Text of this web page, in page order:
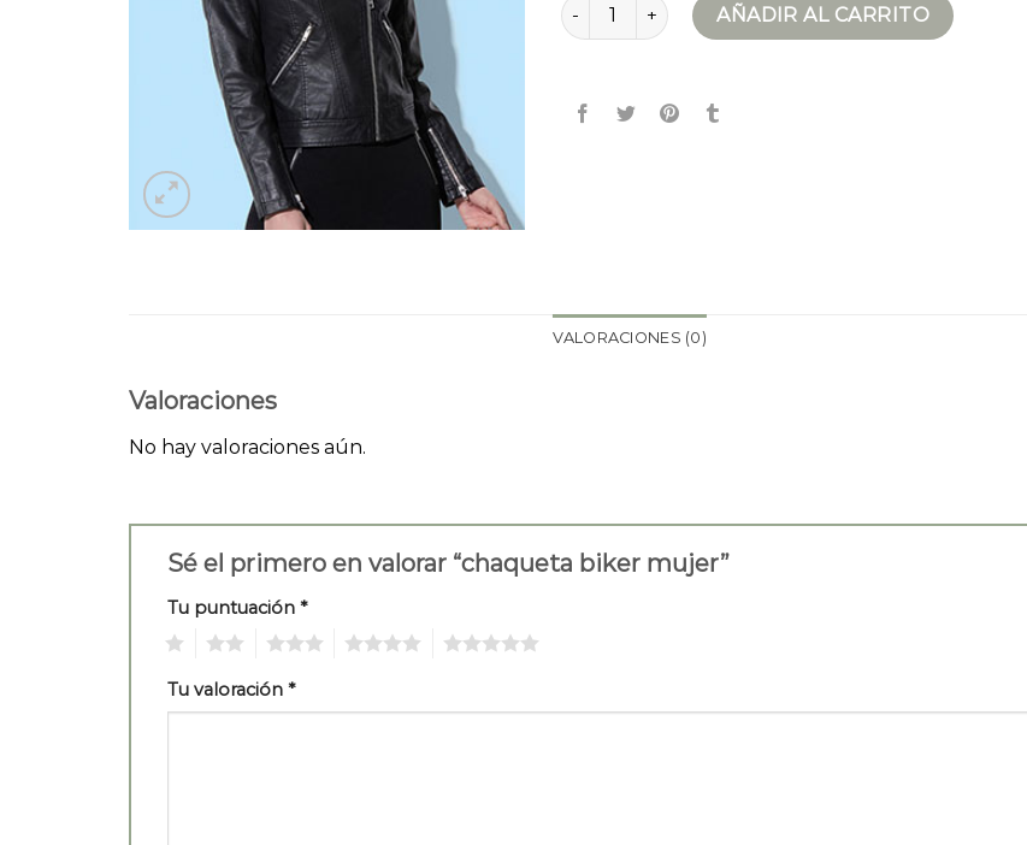
AÑADIR AL CARRITO
VALORACIONES (0)
Valoraciones
No hay valoraciones aún.
Sé el primero en valorar “chaqueta biker mujer”
Tu puntuación *
Tu valoración *